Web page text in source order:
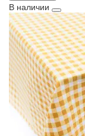
В наличии